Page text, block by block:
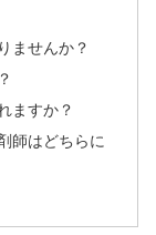
ませんか？
ますか？
師はどちらに